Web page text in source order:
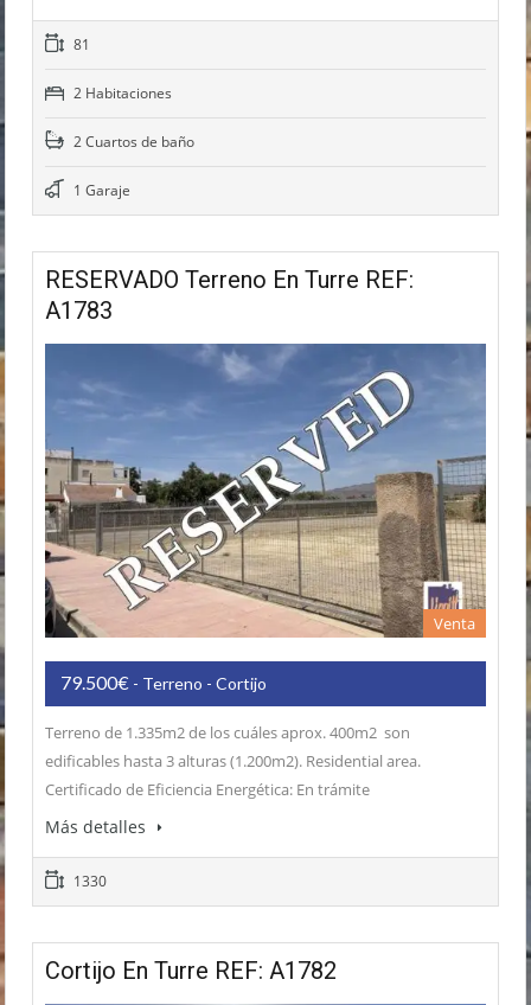
81
2 Habitaciones
2 Cuartos de baño
1 Garaje
RESERVADO Terreno En Turre REF:
A1783
Venta
79.500€ - Terreno - Cortijo
Terreno de 1.335m2 de los cuáles aprox. 400m2 son
edificables hasta 3 alturas (1.200m2). Residential area.
Certificado de Eficiencia Energética: En trámite
Más detalles
1330
Cortijo En Turre REF: A1782